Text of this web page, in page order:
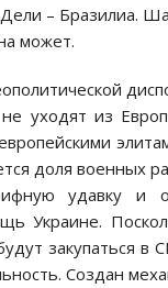
– Бразилиа.
может.
уходят из
доля военных
удавку и
Украине.
закупаться
Создан